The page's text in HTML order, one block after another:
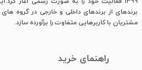
برندهای از برندهای داخلی و خارجی در گروه
مشتریان با کاربرهایی متفاوت را برآورده سازد.
​راهنمای خرید